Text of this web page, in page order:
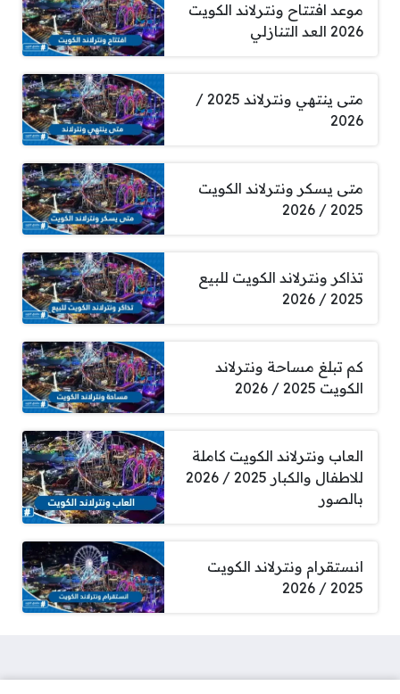
موعد افتتاح ونترلاند الكويت
2026 العد التنازلي
متى ينتهي ونترلاند 2025 /
2026
متى يسكر ونترلاند الكويت
2025 / 2026
تذاكر ونترلاند الكويت للبيع
2025 / 2026
كم تبلغ مساحة ونترلاند
الكويت 2025 / 2026
العاب ونترلاند الكويت كاملة
للاطفال والكبار 2025 / 2026
بالصور
انستقرام ونترلاند الكويت
2025 / 2026